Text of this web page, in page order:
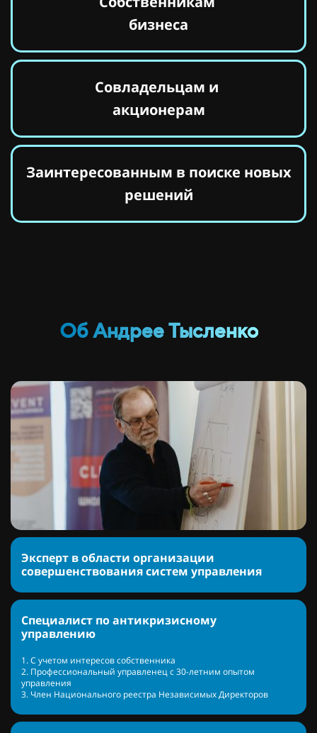
бизнеса
Совладельцам и
акционерам
Заинтересованным в поиске новых
решений
Об Андрее Тысленко
Эксперт в области организации
совершенствования систем управления
Cпециалист по антикризисному
управлению
1. С учетом интересов собственника
2. Профессиональный управленец с 30-летним опытом
управления
3. Член Национального реестра Независимых Директоров